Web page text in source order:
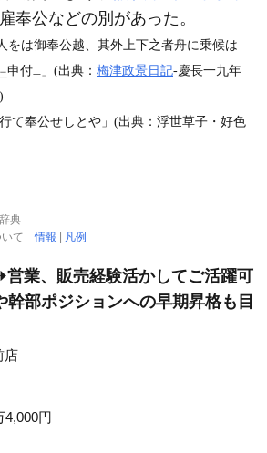
奉公などの別があった。
をは御奉公越、其外上下之者舟に乗候は
二申付一 」(出典： 梅津政景日記‐慶長一九年
て奉公せしとや」(出典：浮世草子・好色
典
いて情報 凡例
営業、販売経験活かしてご活躍可
部ポジションへの早期昇格も目
店
4,000円